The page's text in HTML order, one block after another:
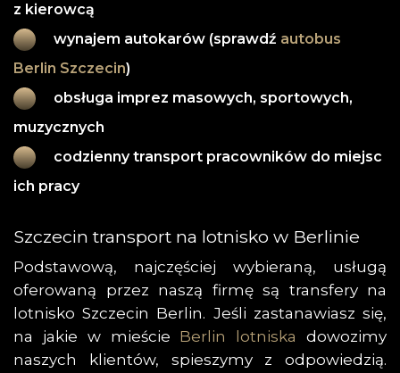
z kierowcą
wynajem autokarów (sprawdź autobus
Berlin Szczecin)
obsługa imprez masowych, sportowych,
muzycznych
codzienny transport pracowników do miejsc
ich pracy
Szczecin transport na lotnisko w Berlinie
Podstawową, najczęściej wybieraną, usługą
oferowaną przez naszą firmę są transfery na
lotnisko Szczecin Berlin. Jeśli zastanawiasz się,
na jakie w mieście Berlin lotniska
dowozimy
naszych klientów, spieszymy z odpowiedzią.